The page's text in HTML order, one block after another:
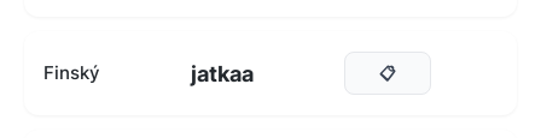
Finský jatkaa 📋